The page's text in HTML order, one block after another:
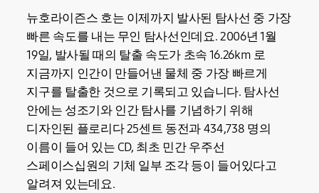
뉴호라이즌스 호는 이제까지 발사된 탐사선 중 가장
빠른 속도를 내는 무인 탐사선인데요. 2006년 1월
19일, 발사될 때의 탈출 속도가 초속 16.26km 로
지금까지 인간이 만들어낸 물체 중 가장 빠르게
지구를 탈출한 것으로 기록되고 있습니다. 탐사선
안에는 성조기와 인간 탐사를 기념하기 위해
디자인된 플로리다 25센트 동전과 434,738 명의
이름이 들어 있는 CD, 최초 민간 우주선
스페이스십원의 기체 일부 조각 등이 들어있다고
알려져 있는데요.